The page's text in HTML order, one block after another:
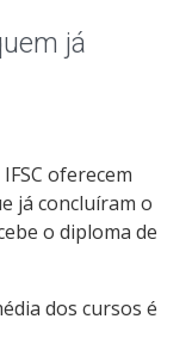
já
oferecem
já concluíram o
o diploma de
dos cursos é